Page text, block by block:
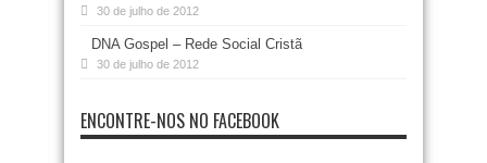
30 de julho de 2012
DNA Gospel – Rede Social Cristã
30 de julho de 2012
ENCONTRE-NOS NO FACEBOOK